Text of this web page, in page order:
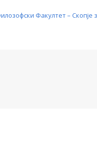
Факултет – Скопје